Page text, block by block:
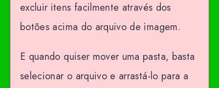
excluir itens facilmente através dos
botões acima do arquivo de imagem.
E quando quiser mover uma pasta, basta
selecionar o arquivo e arrastá-lo para a